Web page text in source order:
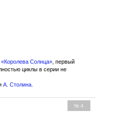
«Королева Солнца» , первый
циклы в серии не
А. Столина
№ 4